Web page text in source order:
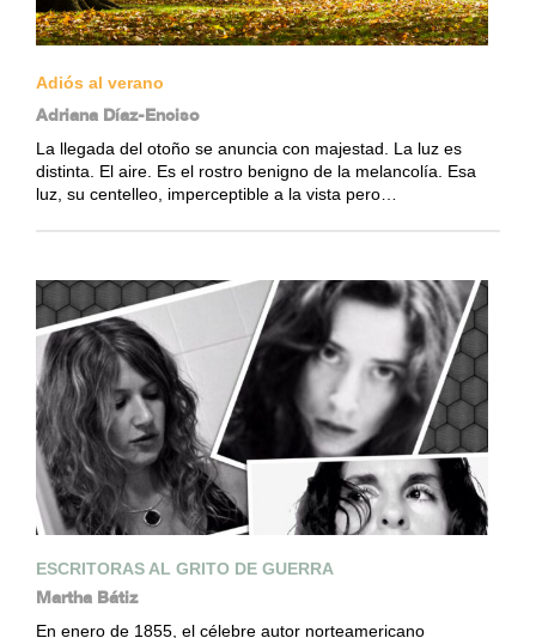
Adiós al verano
Adriana Díaz-Enciso
La llegada del otoño se anuncia con majestad. La luz es
distinta. El aire. Es el rostro benigno de la melancolía. Esa
luz, su centelleo, imperceptible a la vista pero…
ESCRITORAS AL GRITO DE GUERRA
Martha Bátiz
En enero de 1855, el célebre autor norteamericano